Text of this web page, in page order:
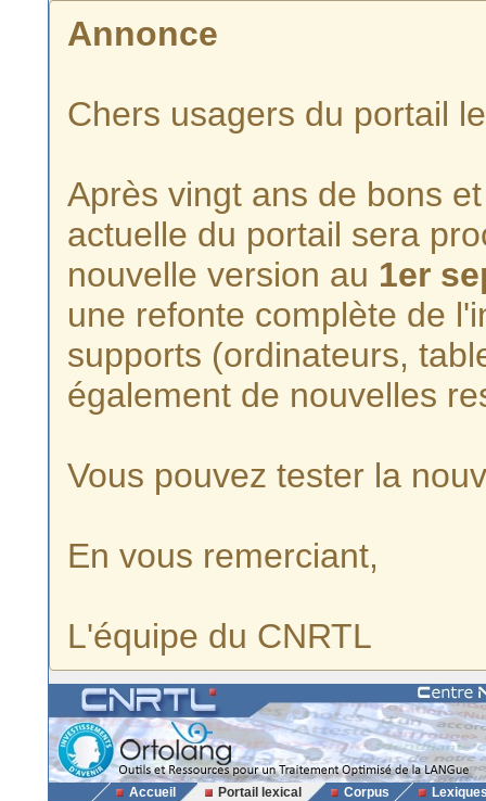
Annonce
Chers usagers du portail
Après vingt ans de bons
actuelle du portail sera
nouvelle version au 1er
une refonte complète de
supports (ordinateurs,
également de nouvelles
Vous pouvez tester la
En vous remerciant,
L'équipe du CNRTL
Accueil Portail lexical Corpus